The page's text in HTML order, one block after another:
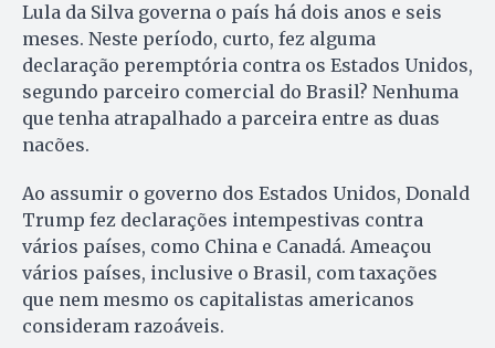
Lula da Silva governa o país há dois anos e seis
meses. Neste período, curto, fez alguma
declaração peremptória contra os Estados Unidos,
segundo parceiro comercial do Brasil? Nenhuma
que tenha atrapalhado a parceira entre as duas
nacões.
Ao assumir o governo dos Estados Unidos, Donald
Trump fez declarações intempestivas contra
vários países, como China e Canadá. Ameaçou
vários países, inclusive o Brasil, com taxações
que nem mesmo os capitalistas americanos
consideram razoáveis.